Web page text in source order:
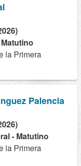
la Primera
Palencia
- Matutino
la Primera